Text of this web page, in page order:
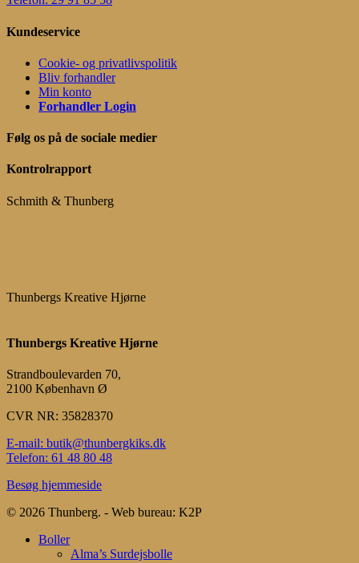
Kundeservice
Cookie- og privatlivspolitik
Bliv forhandler
Min konto
Forhandler Login
Følg os på de sociale medier
Kontrolrapport
Schmith & Thunberg
Thunbergs Kreative Hjørne
Thunbergs Kreative Hjørne
Strandboulevarden 70,
2100 København Ø
CVR NR: 35828370
E-mail: butik@thunbergkiks.dk
Telefon: 61 48 80 48
Besøg hjemmeside
© 2026 Thunberg. - Web bureau: K2P
Close
Boller
Alma’s Surdejsbolle